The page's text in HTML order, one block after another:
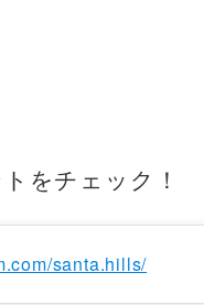
をチェック！
santa.hills/